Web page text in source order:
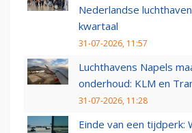
Nederlandse
kwartaal
31-07-2026, 11:57
Luchthavens Napels
onderhoud: KLM en
31-07-2026, 11:28
Einde van een tijdperk: